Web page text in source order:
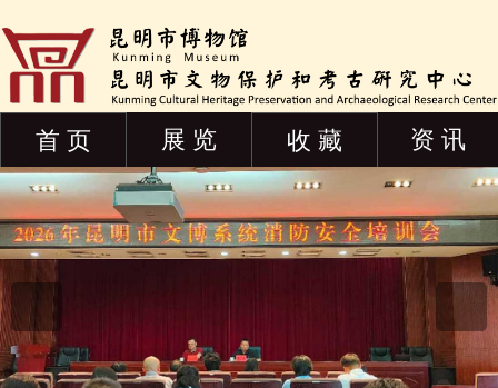
首 页 展 览 收 藏 资 讯